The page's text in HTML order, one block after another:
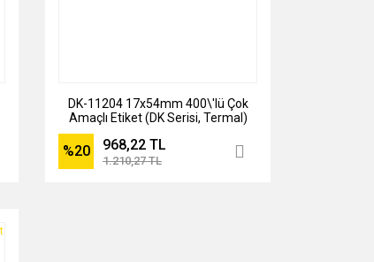
DK-11204 17x54mm 400\'lü Çok
Amaçlı Etiket (DK Serisi, Termal)
%20 968,22 TL
1.210,27 TL